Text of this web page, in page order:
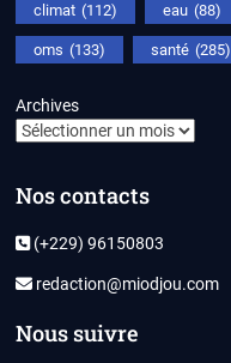
climat (112) eau (88)
oms (133) santé (285)
Archives
Nos contacts
(+229) 96150803
redaction@miodjou.com
Nous suivre